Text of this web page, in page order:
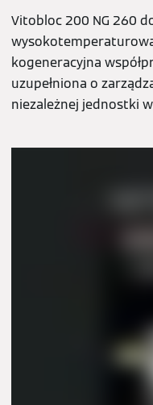
Vitobloc 200 NG 260
kogeneracyjna
uzupełniona o
niezależnej jednostki